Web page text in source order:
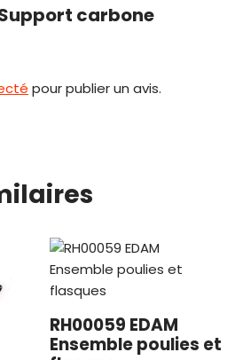
Support carbone
pour publier un avis.
RH00059 EDAM
Ensemble poulies et